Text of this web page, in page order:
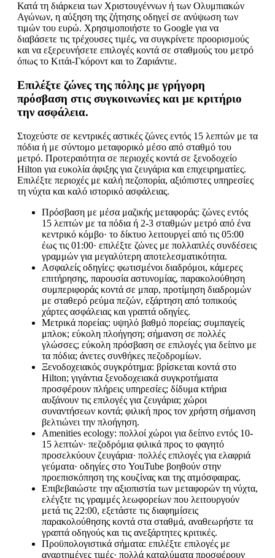
Κατά τη διάρκεια των Χριστουγέννων ή των Ολυμπιακών
Αγώνων, η αύξηση της ζήτησης οδηγεί σε ανύψωση των
τιμών του ευρώ. Χρησιμοποιήστε το Google για να
διαβάσετε τις τρέχουσες τιμές, να συγκρίνετε προορισμούς
και να εξερευνήσετε επιλογές κοντά σε σταθμούς του μετρό
όπως το Κιτάι-Γκόροντ και το Ζαριάντιε.
Επιλέξτε ζώνες της πόλης με γρήγορη
πρόσβαση στις συγκοινωνίες και με κριτήριο
την ασφάλεια.
Στοχεύστε σε κεντρικές αστικές ζώνες εντός 15 λεπτών με τα
πόδια ή με σύντομο μεταφορικό μέσο από σταθμό του
μετρό. Προτεραιότητα σε περιοχές κοντά σε ξενοδοχείο
Hilton για ευκολία άφιξης για ζευγάρια και επιχειρηματίες.
Επιλέξτε περιοχές με καλή πεζοπορία, αξιόπιστες υπηρεσίες
τη νύχτα και καλό ιστορικό ασφάλειας.
Πρόσβαση με μέσα μαζικής μεταφοράς: ζώνες εντός
15 λεπτών με τα πόδια ή 2-3 σταθμών μετρό από ένα
κεντρικό κόμβο· το δίκτυο λειτουργεί από τις 05:00
έως τις 01:00· επιλέξτε ζώνες με πολλαπλές συνδέσεις
γραμμών για μεγαλύτερη αποτελεσματικότητα.
Ασφαλείς οδηγίες: φωτισμένοι διαδρόμοι, κάμερες
επιτήρησης, παρουσία αστυνομίας, παρακολούθηση
συμπεριφοράς κοντά σε μπαρ, προτίμηση διαδρομών
με σταθερό ρεύμα πεζών, εξάρτηση από τοπικούς
χάρτες ασφάλειας και γραπτά οδηγίες.
Μετρικά πορείας: υψηλό βαθμό πορείας; συμπαγείς
μπλοκ; εύκολη πλοήγηση; σήμανση σε πολλές
γλώσσες; εύκολη πρόσβαση σε επιλογές για δείπνο με
τα πόδια; άνετες συνθήκες πεζοδρομίων.
Ξενοδοχειακός συγκρότημα: βρίσκεται κοντά στο
Hilton; γιγάντια ξενοδοχειακά συγκροτήματα
προσφέρουν πλήρεις υπηρεσίες; δίδυμα κτήρια
αυξάνουν τις επιλογές για ζευγάρια; χώροι
συναντήσεων κοντά; φιλική προς τον χρήστη σήμανση
βελτιώνει την πλοήγηση.
Αmenities ecology: πολλοί χώροι για δείπνο εντός 10-
15 λεπτών· πεζοδρόμια φιλικά προς το φαγητό
προσελκύουν ζευγάρια· πολλές επιλογές για ελαφριά
γεύματα· οδηγίες στο YouTube βοηθούν στην
προεπισκόπηση της κουζίνας και της ατμόσφαιρας.
Επιβεβαιώστε την αξιοπιστία των μεταφορών τη νύχτα,
ελέγξτε τις γραμμές λεωφορείων που λειτουργούν
μετά τις 22:00, εξετάστε τις διαφημίσεις
παρακολούθησης κοντά στα σταθμά, αναθεωρήστε τα
γραπτά οδηγούς και τις ανεξάρτητες κριτικές.
Προϋπολογιστικά σήματα: επιλέξτε επιλογές με
αναρτημένες τιμές· πολλά καταλύματα προσφέρουν